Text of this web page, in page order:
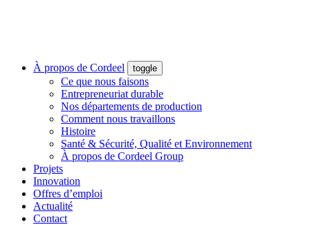
À propos de Cordeel toggle
Ce que nous faisons
Entrepreneuriat durable
Nos départements de production
Comment nous travaillons
Histoire
Santé & Sécurité, Qualité et Environnement
À propos de Cordeel Group
Projets
Innovation
Offres d’emploi
Actualité
Contact